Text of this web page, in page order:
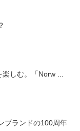
楽しむ。「Norw ...
ブランドの100周年